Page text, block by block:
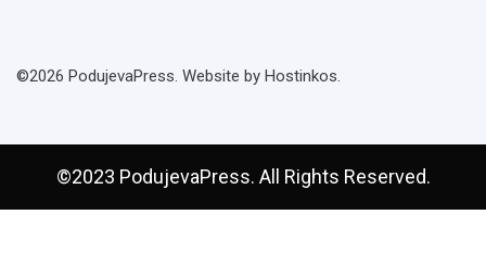
©2026 PodujevaPress. Website by Hostinkos.
©2023 PodujevaPress. All Rights Reserved.